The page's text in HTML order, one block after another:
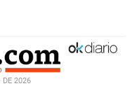
DE 2026